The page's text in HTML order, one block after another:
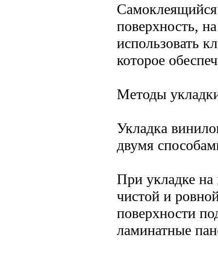
Самоклеящийся
поверхность,
использовать
которое
Методы
Укладка
двумя
При укладке на
чистой и
поверхности
ламинатные